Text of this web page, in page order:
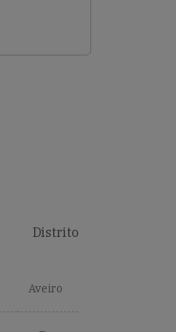
Distrito
Aveiro